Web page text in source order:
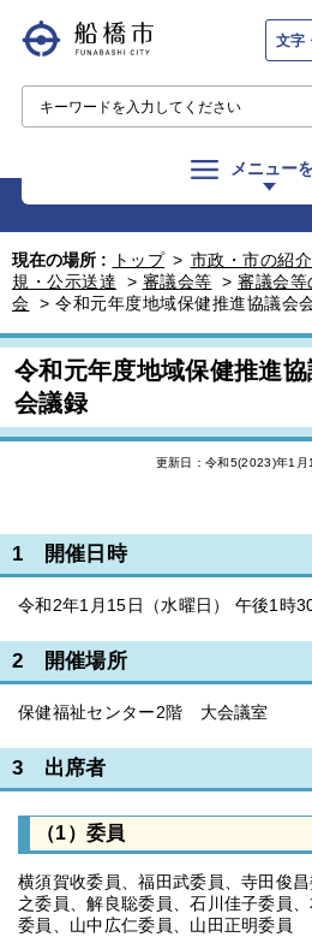
文字
メニュー
現在の場所 : トップ > 市政・市の紹介
規・公示送達
> 審議会等 > 審議会等
会 > 令和元年度地域保健推進協議会
令和元年度地域保健推進
会議録
更新日：令和5(2023)年1月
1 開催日時
令和2年1月15日（水曜日） 午後1時
2 開催場所
保健福祉センター2階 大会議室
3 出席者
（1）委員
横須賀收委員、福田武委員、寺田俊
之委員、解良聡委員、石川佳子委員
委員、山中広仁委員、山田正明委員